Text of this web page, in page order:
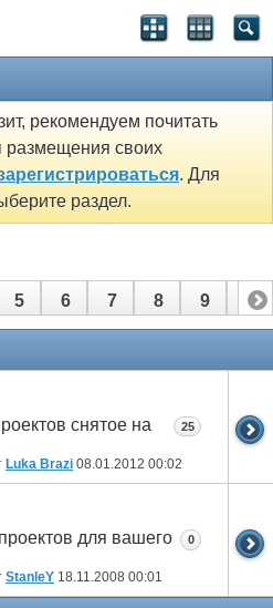
рекомендуем почитать
размещения своих
. Для
раздел.
5 6 7 8 9 10
снятое на
Luka Brazi 08.01.2012 00:02
25
для вашего
StanleY 18.11.2008 00:01
0